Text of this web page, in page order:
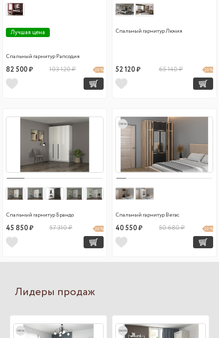
Лучшая цена
Спальный гарнитур Рапсодия
82 500 ₽ 103 120 ₽ 20 %
Спальный гарнитур Лючия
52 120 ₽ 65 140 ₽ 20 %
Спальный гарнитур Брандо
45 850 ₽ 57 310 ₽ 20 %
new
Спальный гарнитур Вегас
40 550 ₽ 50 680 ₽ 20 %
Лидеры продаж
new wow